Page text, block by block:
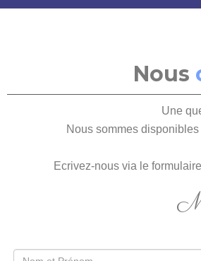
Nous
Une
Nous sommes
Ecrivez-nous via le